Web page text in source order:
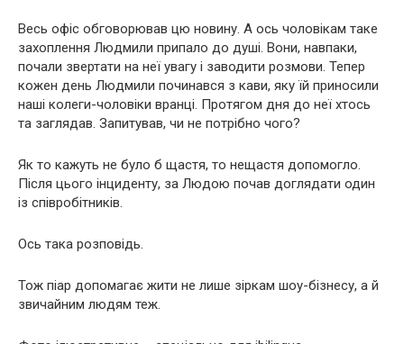
Весь офіс обговорював цю новину. А ось чоловікам таке
захоплення Людмили припало до душі. Вони, навпаки,
почали звертати на неї увагу і заводити розмови. Тепер
кожен день Людмили починався з кави, яку їй приносили
наші колеги-чоловіки вранці. Протягом дня до неї хтось
та заглядав. Запитував, чи не потрібно чого?
Як то кажуть не було б щастя, то нещастя допомогло.
Після цього інциденту, за Людою почав доглядати один
із співробітників.
Ось така розповідь.
Тож піар допомагає жити не лише зіркам шоу-бізнесу, а й
звичайним людям теж.